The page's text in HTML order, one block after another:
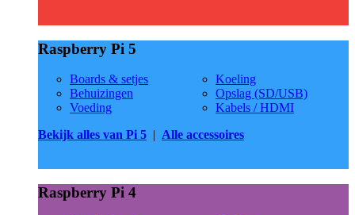
Raspberry Pi 5
Boards & setjes
Behuizingen
Voeding
Koeling
Opslag (SD/USB)
Kabels / HDMI
Bekijk alles van Pi 5 | Alle accessoires
Raspberry Pi 4